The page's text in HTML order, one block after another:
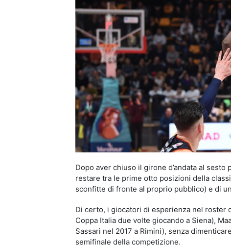
Dopo aver chiuso il girone d’andata al
restare tra le prime otto posizioni della
sconfitte di fronte al proprio pubblico) e di
Di certo, i giocatori di esperienza nel roster
Coppa Italia due volte giocando a Siena),
Sassari nel 2017 a Rimini), senza
semifinale della competizione.